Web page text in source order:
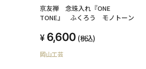
京友禅 念珠入れ『ONE
TONE』 ふくろう モノトーン
6,600 (税込)
岡山工芸